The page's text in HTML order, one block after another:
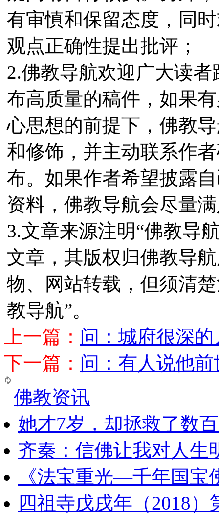
有审慎和保留态度，同
观点正确性提出批评；
2.佛教导航欢迎广大读
布高质量的稿件，如果
心思想的前提下，佛教
和修饰，并主动联系作
布。如果作者希望披露
资料，佛教导航会尽量
3.文章来源注明“佛教导
文章，其版权归佛教导
物、网站转载，但须清
教导航”。
上一篇： 问：城府很深
下一篇： 问：有人说他
佛教资讯
她才7岁，却拯救了数
齐秦：信佛让我对人生
《法宝重光—千年国宝
四祖寺戊戌年（2018